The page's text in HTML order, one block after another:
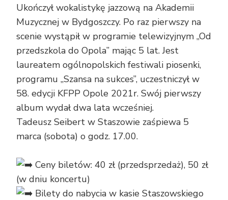
Ukończył wokalistykę jazzową na Akademii
Muzycznej w Bydgoszczy. Po raz pierwszy na
scenie wystąpił w programie telewizyjnym „Od
przedszkola do Opola” mając 5 lat. Jest
laureatem ogólnopolskich festiwali piosenki,
programu „Szansa na sukces”, uczestniczył w
58. edycji KFPP Opole 2021r. Swój pierwszy
album wydał dwa lata wcześniej.
Tadeusz Seibert w Staszowie zaśpiewa 5
marca (sobota) o godz. 17.00.
Ceny biletów: 40 zł (przedsprzedaż), 50 zł
(w dniu koncertu)
Bilety do nabycia w kasie Staszowskiego